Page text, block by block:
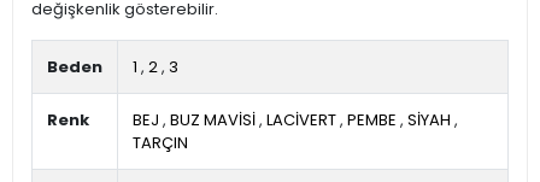
değişkenlik gösterebilir.
Beden 1 , 2, 3
Renk BEJ , BUZ MAVİSİ, LACİVERT, PEMBE , SİYAH ,
TARÇIN